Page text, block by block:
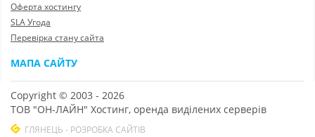
Оферта хостингу
SLA Угода
Перевірка стану сайта
МАПА САЙТУ
Copyright © 2003 - 2026
ТОВ "ОН-ЛАЙН" Хостинг, оренда виділених серверів
ГЛЯНЕЦЬ - РОЗРОБКА САЙТІВ